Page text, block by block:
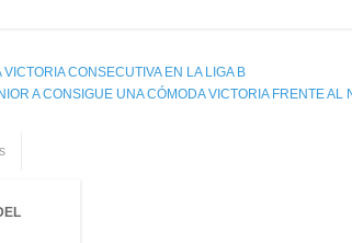
CONSECUTIVA EN LA LIGA B
A CONSIGUE UNA CÓMODA VICTORIA FRENTE AL